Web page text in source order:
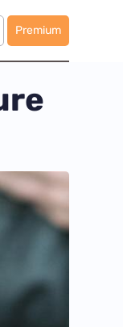
Premium